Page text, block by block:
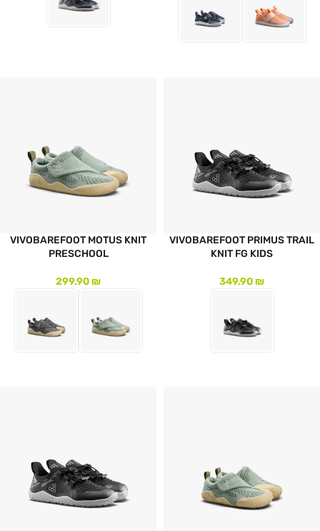
VIVOBAREFOOT PRIMUS TRAIL
KNIT FG KIDS
349.90₪
VIVOBAREFOOT MOTUS KNIT
PRESCHOOL
299.90₪